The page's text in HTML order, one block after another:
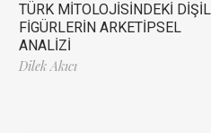
TÜRK MİTOLOJİSİNDEKİ DİŞİL
FİGÜRLERİN ARKETİPSEL
ANALİZİ
Dilek Akıcı